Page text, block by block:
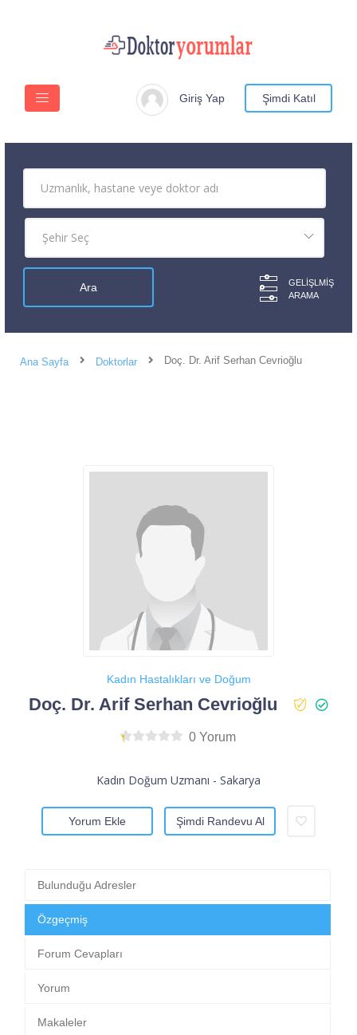
Giriş Yap Şimdi Katıl
GELIŞLMIŞ
ARAMA
Ana Sayfa Doktorlar Doç. Dr. Arif Serhan Cevrioğlu
Kadın Hastalıkları ve Doğum
Doç. Dr. Arif Serhan Cevrioğlu
0 Yorum
Kadın Doğum Uzmanı - Sakarya
Yorum Ekle Şimdi Randevu Al
Bulunduğu Adresler
Özgeçmiş
Forum Cevapları
Yorum
Makaleler